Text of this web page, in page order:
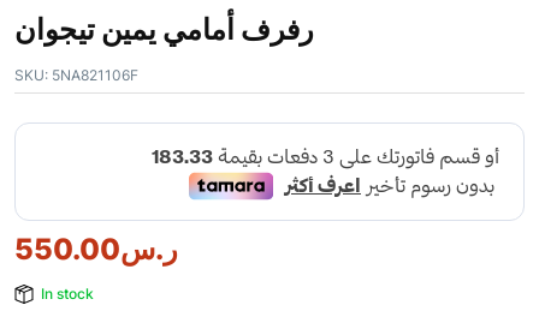
رفرف أمامي يمين تيجوان
SKU: 5NA821106F
ر.س550.00
In stock